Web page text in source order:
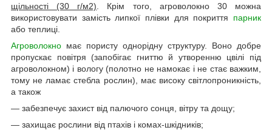
щільності (30 г/м2) . Крім того, агроволокно 30 можна
використовувати замість липкої плівки для покриття парник
або теплиці.
Агроволокно має пористу однорідну структуру. Воно добре
пропускає повітря (запобігає гниттю й утворенню цвілі під
агроволокном) і вологу (полотно не намокає і не стає важким,
тому не ламає стебла рослин), має високу світлопроникність,
а також
— забезпечує захист від палючого сонця, вітру та дощу;
— захищає рослини від птахів і комах-шкідників;